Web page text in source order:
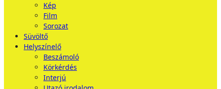
Kép
Film
Sorozat
Süvöltő
Helyszínelő
Beszámoló
Körkérdés
Interjú